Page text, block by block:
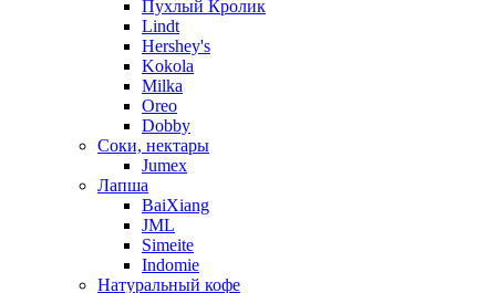
Пухлый Кролик
Lindt
Hershey's
Kokola
Milka
Oreo
Dobby
Соки, нектары
Jumex
Лапша
BaiXiang
JML
Simeite
Indomie
Натуральный кофе